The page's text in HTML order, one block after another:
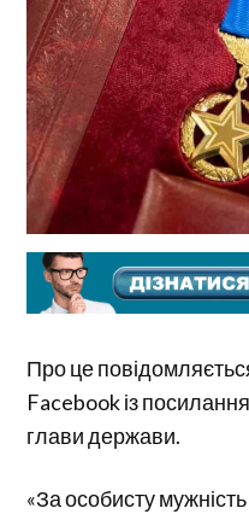
Про це
Facebook із
глави держави.
«За особисту